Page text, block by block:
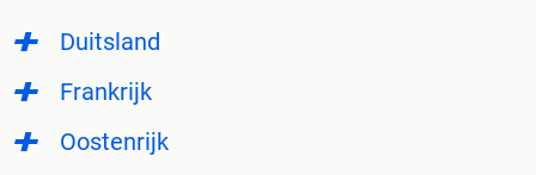
Duitsland
Frankrijk
Oostenrijk